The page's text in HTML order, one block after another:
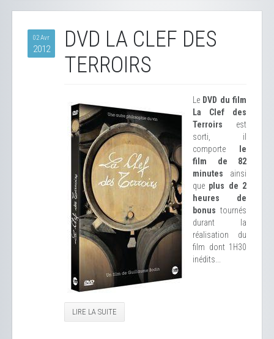
02 Avr
2012
DVD LA CLEF DES
TERROIRS
Le DVD du film
La Clef des
Terroirs est
sorti, il
comporte
le
film de 82
minutes ainsi
que plus de 2
heures de
bonus tournés
durant la
réalisation du
film dont 1H30
inédits...
LIRE LA SUITE